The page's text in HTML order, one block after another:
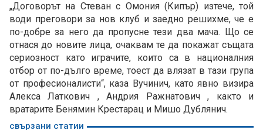
„Договорът на Стеван с Омония (Кипър) изтече, той
води преговори за нов клуб и заедно решихме, че е
по-добре за него да пропусне тези два мача. Що се
отнася до новите лица, очаквам те да покажат същата
сериозност като играчите, които са в националния
отбор от по-дълго време, тоест да влязат в тази група
от професионалисти“, каза Вучинич, като явно визира
Алекса Латкович , Андрия Ражнатович , както и
вратарите Бенямин Крестарац и Мишо Дублянич.
свързани статии